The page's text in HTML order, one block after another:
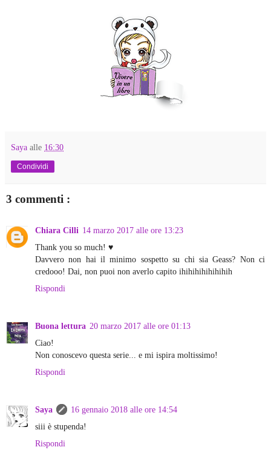
Saya alle 16:30
Condividi
3 commenti :
Chiara Cilli 14 marzo 2017 alle ore 13:23
Thank you so much! ♥
Davvero non hai il minimo sospetto su chi sia Geass? Non ci
credooo! Dai, non puoi non averlo capito ihihihihihihihih
Rispondi
Buona lettura 20 marzo 2017 alle ore 01:13
Ciao!
Non conoscevo questa serie... e mi ispira moltissimo!
Rispondi
Saya
16 gennaio 2018 alle ore 14:54
siii è stupenda!
Rispondi